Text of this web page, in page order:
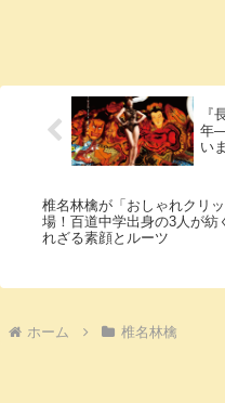
『
年
い
椎名林檎が「おしゃれクリ
場！百道中学出身の3人が紡
れざる素顔とルーツ
ホーム 椎名林檎